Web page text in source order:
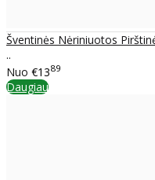
Šventinės Nėriniuotos
..
Nuo €1389
Daugiau